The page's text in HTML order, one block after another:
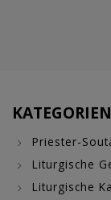
KATEGORIEN
Priester-
Liturgische
Liturgische